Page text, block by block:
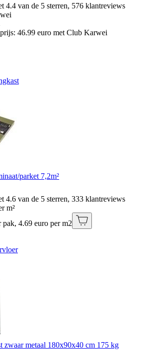
4.4 van de 5 sterren, 576 klantreviews
46.99 euro met Club Karwei
parket 7,2m²
4.6 van de 5 sterren, 333 klantreviews
m²
4.69 euro per m2
zwaar metaal 180x90x40 cm 175 kg